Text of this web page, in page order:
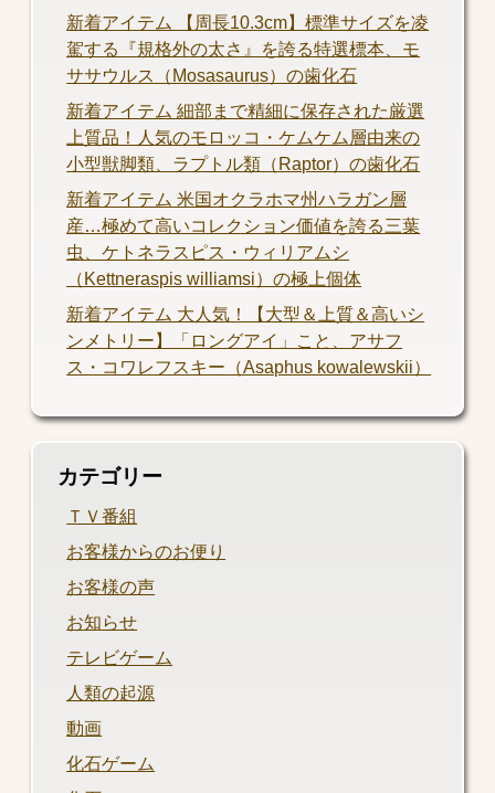
新着アイテム 【周長10.3cm】標準サイズを凌
駕する『規格外の太さ』を誇る特選標本、モ
ササウルス（Mosasaurus）の歯化石
新着アイテム 細部まで精細に保存された厳選
上質品！人気のモロッコ・ケムケム層由来の
小型獣脚類、ラプトル類（Raptor）の歯化石
新着アイテム 米国オクラホマ州ハラガン層
産…極めて高いコレクション価値を誇る三葉
虫、ケトネラスピス・ウィリアムシ
（Kettneraspis williamsi）の極上個体
新着アイテム 大人気！【大型＆上質＆高いシ
ンメトリー】「ロングアイ」こと、アサフ
ス・コワレフスキー（Asaphus kowalewskii）
カテゴリー
ＴＶ番組
お客様からのお便り
お客様の声
お知らせ
テレビゲーム
人類の起源
動画
化石ゲーム